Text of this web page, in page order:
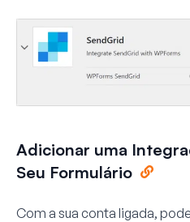
Adicionar uma
Seu Formulário
Com a sua conta ligada,